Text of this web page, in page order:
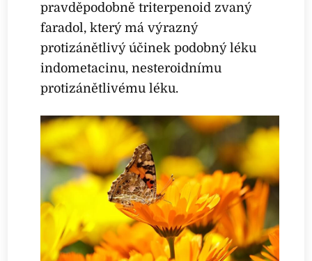
pravděpodobně triterpenoid zvaný
faradol, který má výrazný
protizánětlivý účinek podobný léku
indometacinu, nesteroidnímu
protizánětlivému léku.